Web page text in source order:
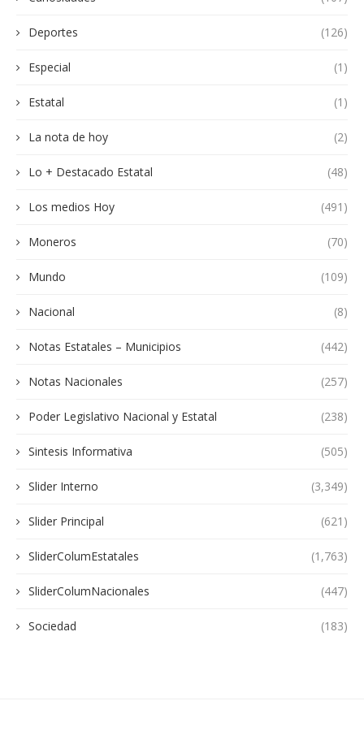
Deportes (126)
Especial (1)
Estatal (1)
La nota de hoy (2)
Lo + Destacado Estatal (48)
Los medios Hoy (491)
Moneros (70)
Mundo (109)
Nacional (8)
Notas Estatales – Municipios (442)
Notas Nacionales (257)
Poder Legislativo Nacional y Estatal (238)
Sintesis Informativa (505)
Slider Interno (3,349)
Slider Principal (621)
SliderColumEstatales (1,763)
SliderColumNacionales (447)
Sociedad (183)